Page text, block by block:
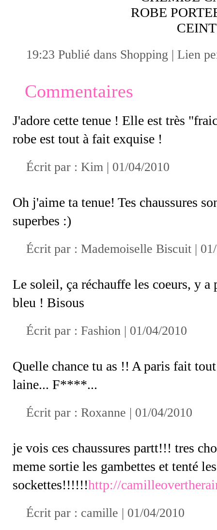
ROBE
19:23 Publié dans Shopping | Lien
Commentaires
J'adore cette tenue ! Elle est très
robe est tout à fait exquise !
Écrit par : Kim | 01/04/2010
Oh j'aime ta tenue! Tes chaussures
superbes :)
Écrit par : Mademoiselle Biscuit |
Le soleil, ça réchauffe les coeurs, y a
bleu ! Bisous
Écrit par : Fashion | 01/04/2010
Quelle chance tu as !! A paris fait
laine... F****...
Écrit par : Roxanne | 01/04/2010
je vois ces chaussures partt!!! tres
meme sortie les gambettes et tenté les
sockettes!!!!!!http://
Écrit par : camille | 01/04/2010